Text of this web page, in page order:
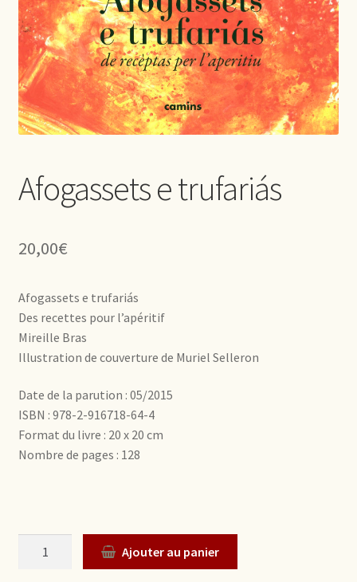
Afogassets e trufariás
20,00€
Afogassets e trufariás
Des recettes pour l’apéritif
Mireille Bras
Illustration de couverture de Muriel Selleron
Date de la parution : 05/2015
ISBN : 978-2-916718-64-4
Format du livre : 20 x 20 cm
Nombre de pages : 128
Ajouter au panier